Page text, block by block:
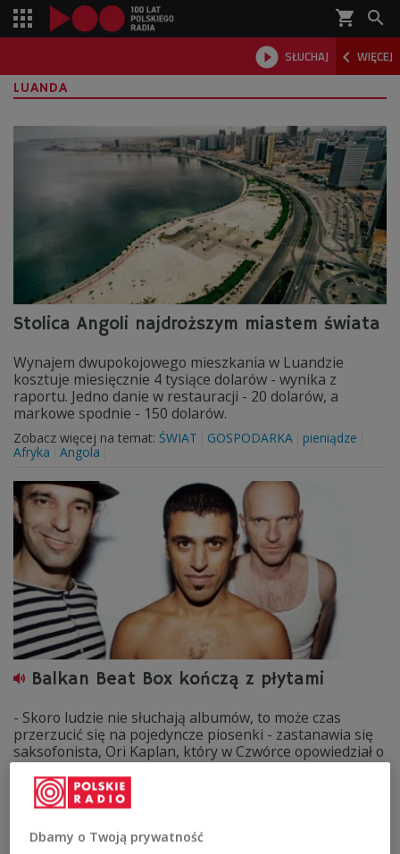
shopping_cart 
 SŁUCHAJ  WIĘCEJ

LUANDA
Stolica Angoli najdroższym miastem świata
Wynajem dwupokojowego mieszkania w Luandzie
kosztuje miesięcznie 4 tysiące dolarów - wynika z
raportu. Jedno danie w restauracji - 20 dolarów, a
markowe spodnie - 150 dolarów.
Zobacz więcej na temat: ŚWIAT GOSPODARKA
pieniądze
Afryka
Angola
Balkan Beat Box kończą z płytami
- Skoro ludzie nie słuchają albumów, to może czas
przerzucić się na pojedyncze piosenki - zastanawia się
saksofonista, Ori Kaplan, który w Czwórce opowiedział o
historii tej niezwykłej izraelskiej grupy.
Zobacz więcej na temat:
Bliski Wschód Warszawa
Dbamy o Twoją prywatność